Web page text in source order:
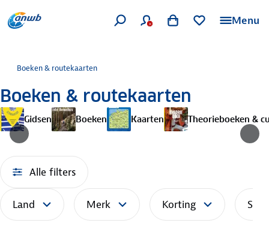
Menu
Boeken & routekaarten
Boeken & routekaarten
Gidsen Boeken Kaarten Theorieboeken &
Alle filters
Land Merk Korting